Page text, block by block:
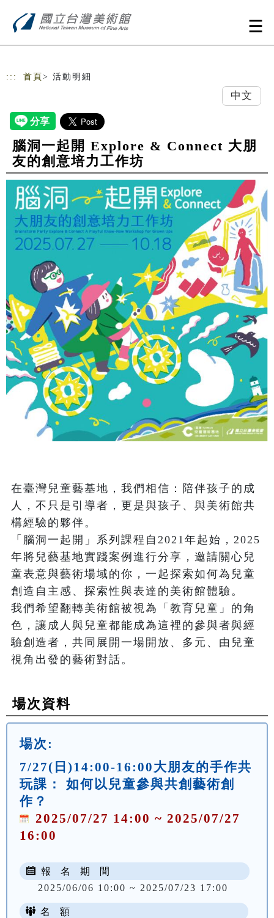
::: 首頁 > 活動明細
中文
腦洞一起開 Explore & Connect 大朋
友的創意培力工作坊
在臺灣兒童藝基地，我們相信：陪伴孩子的成
人，不只是引導者，更是與孩子、與美術館共
構經驗的夥伴。
「腦洞一起開」系列課程自2021年起始，2025
年將兒藝基地實踐案例進行分享，邀請關心兒
童表意與藝術場域的你，一起探索如何為兒童
創造自主感、探索性與表達的美術館體驗。
我們希望翻轉美術館被視為「教育兒童」的角
色，讓成人與兒童都能成為這裡的參與者與經
驗創造者，共同展開一場開放、多元、由兒童
視角出發的藝術對話。
場次資料
場次:
7/27(日)14:00-16:00大朋友的手作共
玩課： 如何以兒童參與共創藝術創
作？
2025/07/27 14:00 ~ 2025/07/27
16:00
報 名 期 間
2025/06/06 10:00 ~ 2025/07/23 17:00
名 額